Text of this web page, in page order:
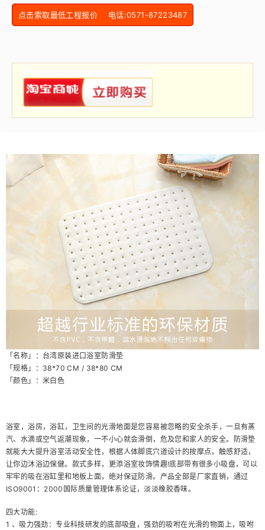
点击索取最低工程报价 电话:0571-87223487
「名称」：台湾原装进口浴室防滑垫
「规格」：38*70 CM / 38*80 CM
「颜色」：米白色
浴室，浴房，浴缸，卫生间的光滑地面是您容易被忽略的安全杀手，一旦有蒸
汽、水滴或空气返潮现象，一不小心就会滑倒，危及您和家人的安全。防滑垫
就能大大提升浴室活动安全性，根据人体脚底穴道设计的按摩点，触感舒适，
让你边沐浴边保健。款式多样，更添浴室妆饰情趣!底部带有很多小吸盘，可以
牢牢的吸在浴缸里和地板上面，绝对保证防滑。产品全部是厂家直销，通过
ISO9001：2000国际质量管理体系论证，淡淡橡胶香味。
四大功能:
1 、吸力强劲：专业科技研发的底部吸盘，强劲的吸咐在光滑的物面上，吸咐